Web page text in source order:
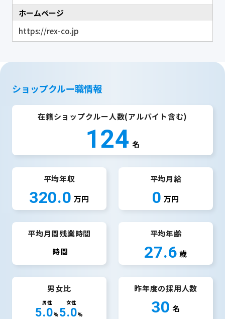
ホームページ
https://rex-co.jp
ショップクルー職情報
在籍ショップクルー人数(アルバイト含む)
124 名
平均年収
320.0 万円
平均月給
0 万円
平均月間残業時間
時間
平均年齢
27.6 歳
男女比
男性
5.0%
女性
5.0%
昨年度の採用人数
30 名